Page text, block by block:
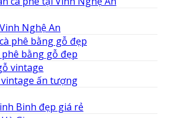
Nghệ An
bằng gỗ đẹp
ấn tượng
Binh đẹp giá rẻ